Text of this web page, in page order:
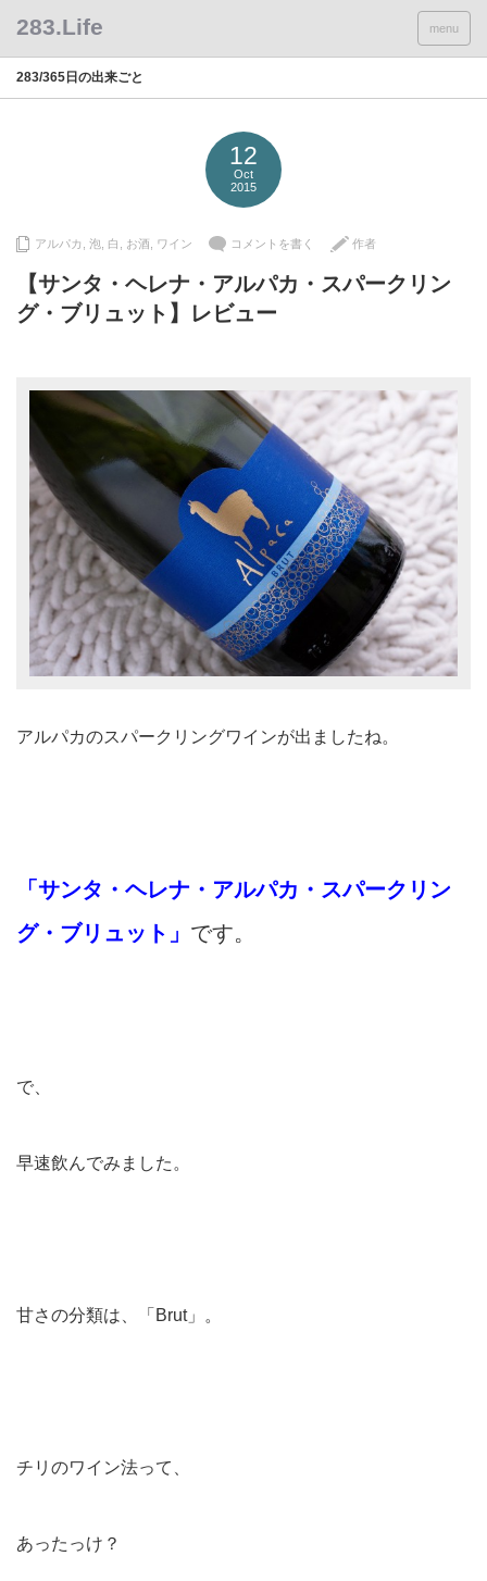
menu
283/365日の出来ごと
12
Oct
2015
アルパカ 泡 白 お酒 ワイン コメントを書く 作者
【サンタ・ヘレナ・アルパカ・スパークリン
グ・ブリュット】レビュー
アルパカのスパークリングワインが出ましたね。
「サンタ・ヘレナ・アルパカ・スパークリン
グ・ブリュット」 です。
で、
早速飲んでみました。
甘さの分類は、「Brut」。
チリのワイン法って、
あったっけ？